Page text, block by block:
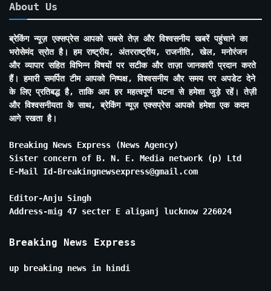
About Us
ब्रेकिंग न्यूज़ एक्सप्रेस आपको सबसे तेज़ और विश्वसनीय खबरें पहुंचाने का
भरोसेमंद स्रोत है। हम राष्ट्रीय, अंतरराष्ट्रीय, राजनीति, खेल, मनोरंजन
और व्यापार सहित विभिन्न विषयों पर सटीक और ताज़ा जानकारी प्रदान करते
हैं। हमारी समर्पित टीम आपको निष्पक्ष, विश्वसनीय और समय पर अपडेट देने
के लिए प्रतिबद्ध है, ताकि आप हर महत्वपूर्ण घटना से हमेशा जुड़े रहें। तेज़ी
और विश्वसनीयता के साथ, ब्रेकिंग न्यूज़ एक्सप्रेस आपको हमेशा एक कदम
आगे रखता है।
Breaking News Express (News Agency)
Sister concern of B. N. E. Media network (p) Ltd
E-Mail Id-Breakingnewsexpress@gmail.com
Editor-Anju Singh
Address-mig 47 secter E aliganj lucknow 226024
Breaking News Express
up breaking news in hindi